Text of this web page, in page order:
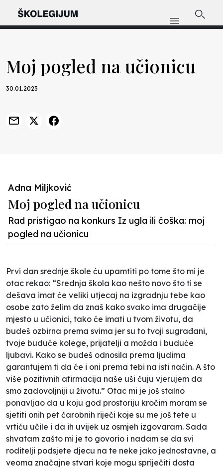
Moj pogled na učionicu
30.01.2023
Adna Miljković
Moj pogled na učionicu
Rad pristigao na konkurs Iz ugla ili ćoška: moj
pogled na učionicu
Prvi dan srednje škole ću upamtiti po tome što mi je
otac rekao: “Srednja škola kao nešto novo što ti se
dešava imat će veliki utjecaj na izgradnju tebe kao
osobe zato želim da znaš kako svako ima drugačije
mjesto u učionici, tako će imati u tvom životu, da
budeš ozbirna prema svima jer su to tvoji sugrađani,
tvoje buduće kolege, prijatelji a možda i buduće
ljubavi. Kako se budeš odnosila prema ljudima
garantujem ti da će i oni prema tebi na isti način. A što
više pozitivnih afirmacija naše uši čuju vjerujem da
smo zadovoljniji u životu.” Otac mi je još stalno
ponavljao da u koju god prostoriju kročim moram se
sjetiti onih pet čarobnih riječi koje su me još tete u
vrtiću učile i da ih uvijek uz osmjeh izgovaram. Sada
shvatam zašto mi je to govorio i nadam se da svi
roditelji podsjete djecu na te neke jako jednostavne, a
veoma značajne stvari koje mogu spriječiti dosta